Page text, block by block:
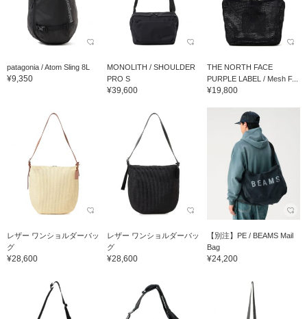
patagonia / Atom Sling 8L
¥9,350
MONOLITH / SHOULDER
PRO S
¥39,600
THE NORTH FACE
PURPLE LABEL / Mesh F...
¥19,800
レザー ワンショルダーバッ
グ
¥28,600
レザー ワンショルダーバッ
グ
¥28,600
【別注】PE / BEAMS Mail
Bag
¥24,200